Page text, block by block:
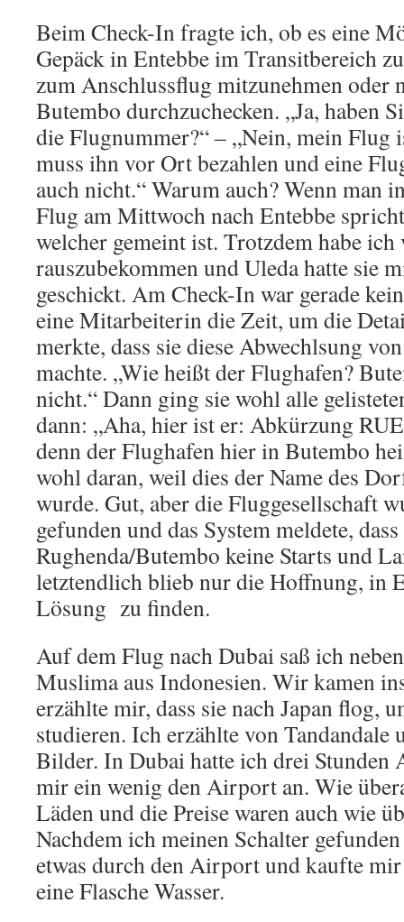
Beim Check-In fragte ich, ob es eine
Gepäck in Entebbe im Transitbereich
zum Anschlussflug mitzunehmen oder
Butembo durchzuchecken. „Ja, haben
die Flugnummer?“ – „Nein, mein Flug
muss ihn vor Ort bezahlen und eine
auch nicht.“ Warum auch? Wenn man
Flug am Mittwoch nach Entebbe
welcher gemeint ist. Trotzdem habe
rauszubekommen und Uleda hatte sie
geschickt. Am Check-In war gerade
eine Mitarbeiterin die Zeit, um die
merkte, dass sie diese Abwechlsung
machte. „Wie heißt der Flughafen?
nicht.“ Dann ging sie wohl alle
dann: „Aha, hier ist er: Abkürzung
denn der Flughafen hier in Butembo
wohl daran, weil dies der Name des
wurde. Gut, aber die Fluggesellschaft
gefunden und das System meldete,
Rughenda/Butembo keine Starts und
letztendlich blieb nur die Hoffnung, in
Lösung zu finden.
Auf dem Flug nach Dubai saß ich
Muslima aus Indonesien. Wir kamen
erzählte mir, dass sie nach Japan flog,
studieren. Ich erzählte von Tandandale
Bilder. In Dubai hatte ich drei Stunden
mir ein wenig den Airport an. Wie
Läden und die Preise waren auch wie
Nachdem ich meinen Schalter
etwas durch den Airport und kaufte mir
eine Flasche Wasser.